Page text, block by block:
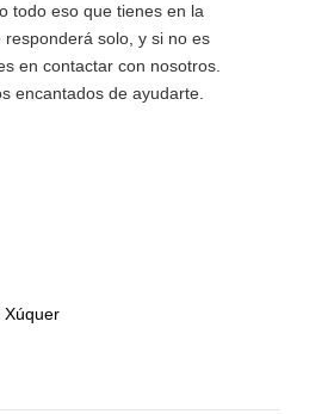
todo eso que tienes en la
responderá solo, y si no es
en contactar con nosotros.
encantados de ayudarte.
Xúquer